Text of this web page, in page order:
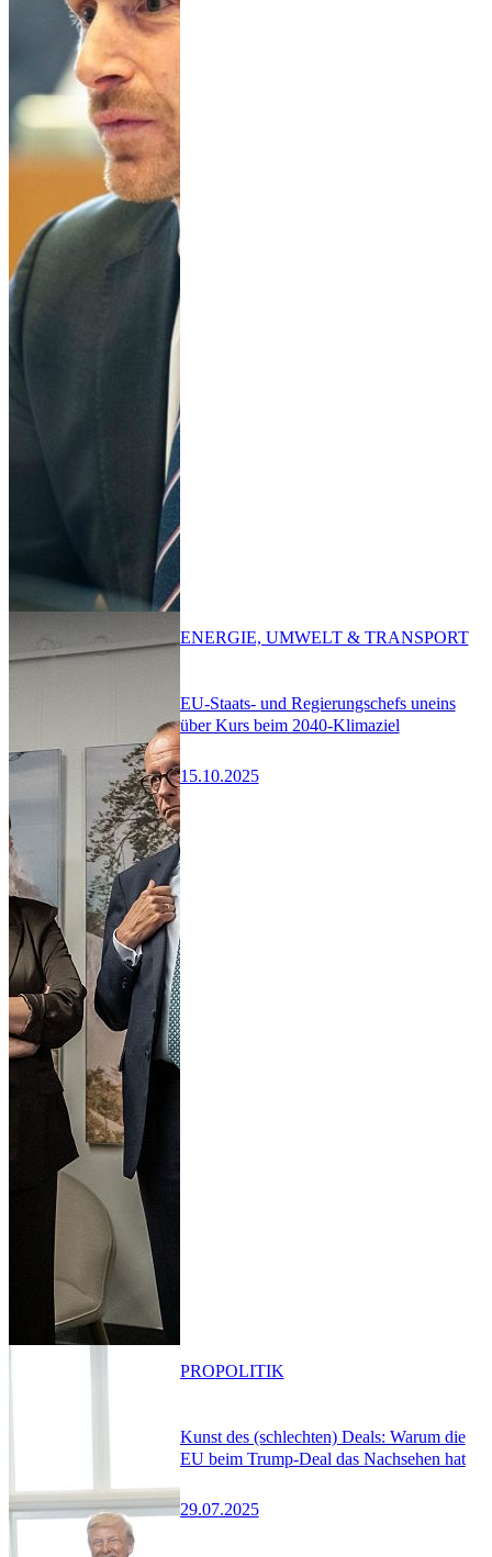
EU-Staats- und Regierungschefs uneins
über Kurs beim 2040-Klimaziel
15.10.2025
ENERGIE, UMWELT & TRANSPORT
Kunst des (schlechten) Deals: Warum die
EU beim Trump-Deal das Nachsehen hat
29.07.2025
PROPOLITIK